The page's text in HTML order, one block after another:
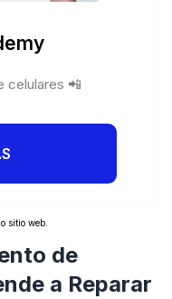
celulares 📲
sitio web.
de
a Reparar